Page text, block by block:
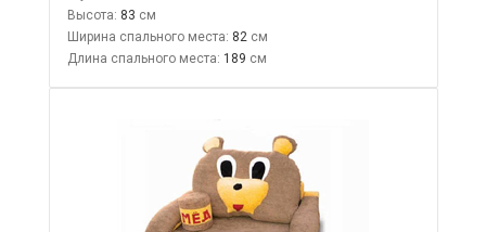
Высота: 83
Ширина спального места: 82
Длина спального места: 189